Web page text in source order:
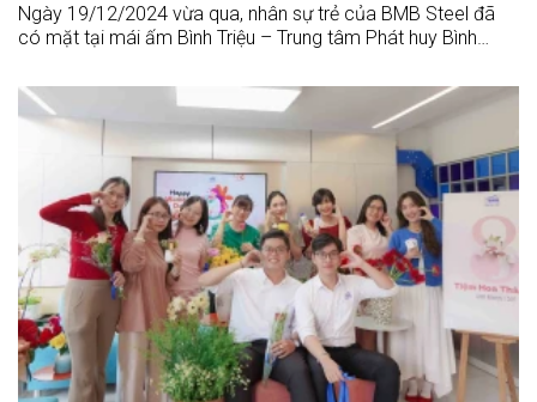
Ngày 19/12/2024 vừa qua, nhân sự trẻ của BMB Steel đã
có mặt tại mái ấm Bình Triệu – Trung tâm Phát huy Bình
thương" cho các bé có hoàn cảnh khó khăn đang theo học
tại mái ấm.